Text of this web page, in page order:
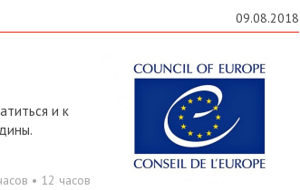
09.08.2018
и к
• 12 часов